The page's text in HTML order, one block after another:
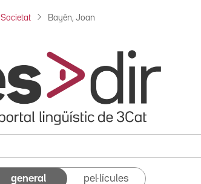
Societat Bayén, Joan
general pel·lícules